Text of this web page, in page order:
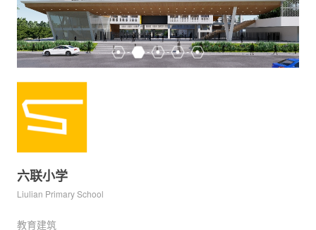
六联小学
Liulian Primary School
教育建筑